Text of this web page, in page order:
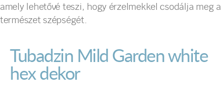
amely lehetővé teszi, hogy érzelmekkel csodálja meg a
természet szépségét.
Tubadzin Mild Garden white
hex dekor